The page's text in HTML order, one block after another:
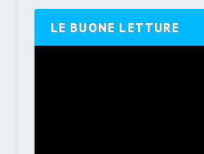
LE BUONE LETTURE